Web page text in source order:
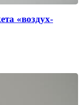
«воздух-